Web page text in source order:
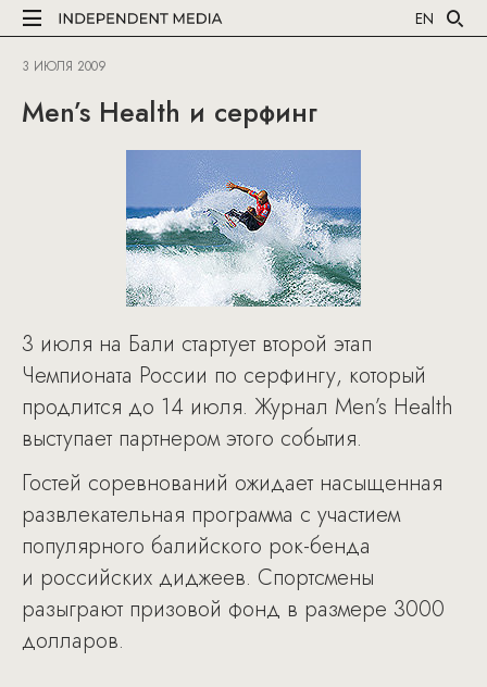
EN
3 ИЮЛЯ 2009
Men’s Health и серфинг
3 июля на Бали стартует второй этап
Чемпионата России по серфингу, который
продлится до 14 июля. Журнал Men’s Health
выступает партнером этого события.
Гостей соревнований ожидает насыщенная
развлекательная программа с участием
популярного балийского рок-бенда
и российских диджеев. Спортсмены
разыграют призовой фонд в размере 3000
долларов.